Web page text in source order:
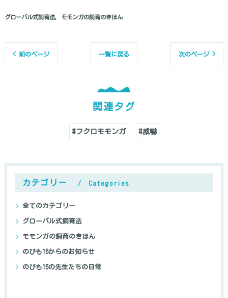
グローバル式飼育法 モモンガの飼育のきほん
< 前のページ 一覧に戻る 次のページ >
関連タグ
#フクロモモンガ #威嚇
カテゴリー Categories
全てのカテゴリー
グローバル式飼育法
モモンガの飼育のきほん
のびも15からのお知らせ
のびも15の先生たちの日常